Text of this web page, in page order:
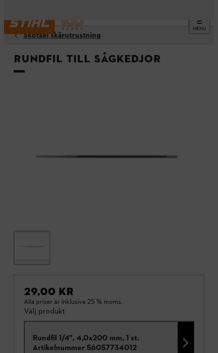
MENU
Skötsel skärutrustning
Rundfil till sågkedjor
29,00 KR
Alla priser är inklusive 25 % moms.
Välj produkt
Rundfil 1/4", 4,0x200 mm, 1 st.
Artikelnummer 56057734012